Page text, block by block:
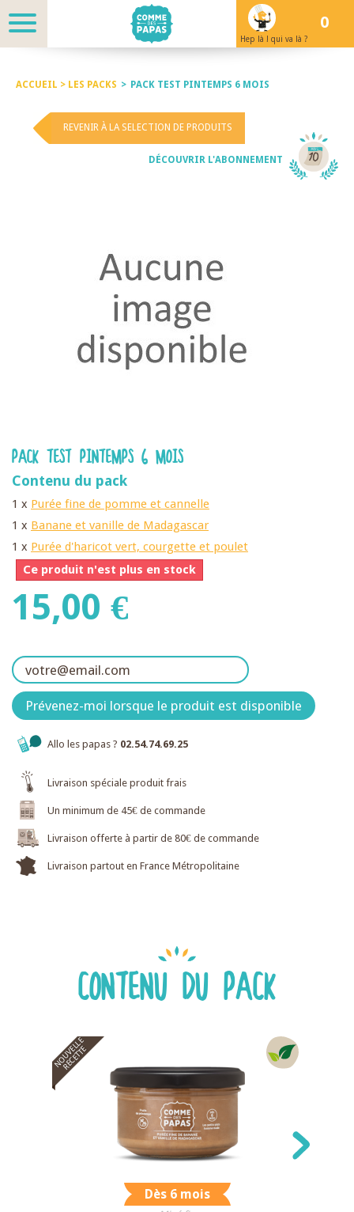
Hep là ! qui va là ?
0
ACCUEIL > LES PACKS > PACK TEST PINTEMPS 6 MOIS
REVENIR À LA SELECTION DE PRODUITS
DÉCOUVRIR L'ABONNEMENT
PACK TEST PINTEMPS 6 MOIS
Contenu du pack
1 x Purée fine de pomme et cannelle
1 x Banane et vanille de Madagascar
1 x Purée d'haricot vert, courgette et poulet
Ce produit n'est plus en stock
15,00 €
Prévenez-moi lorsque le produit est disponible
Allo les papas ? 02.54.74.69.25
Livraison spéciale produit frais
Un minimum de 45€ de commande
Livraison offerte à partir de 80€ de commande
Livraison partout en France Métropolitaine
CONTENU DU PACK
NOUVELLE
RECETTE
Dès 6 mois